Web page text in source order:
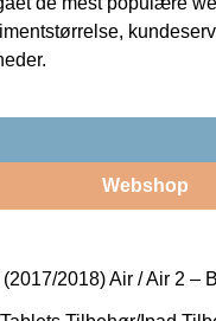
Webshop
2018) Air / Air 2 –